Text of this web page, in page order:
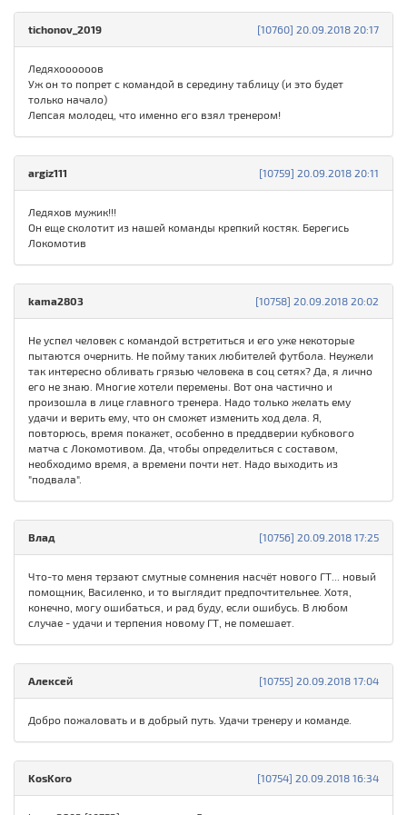
[10760] 20.09.2018 20:17
tichonov_2019
Ледяхоооооов
Уж он то попрет с командой в середину таблицу (и это будет
только начало)
Лепсая молодец, что именно его взял тренером!
[10759] 20.09.2018 20:11
argiz111
Ледяхов мужик!!!
Он еще сколотит из нашей команды крепкий костяк. Берегись
Локомотив
[10758] 20.09.2018 20:02
kama2803
Не успел человек с командой встретиться и его уже некоторые
пытаются очернить. Не пойму таких любителей футбола. Неужели
так интересно обливать грязью человека в соц сетях? Да, я лично
его не знаю. Многие хотели перемены. Вот она частично и
произошла в лице главного тренера. Надо только желать ему
удачи и верить ему, что он сможет изменить ход дела. Я,
повторюсь, время покажет, особенно в преддверии кубкового
матча с Локомотивом. Да, чтобы определиться с составом,
необходимо время, а времени почти нет. Надо выходить из
"подвала".
[10756] 20.09.2018 17:25
Влад
Что-то меня терзают смутные сомнения насчёт нового ГТ... новый
помощник, Василенко, и то выглядит предпочтительнее. Хотя,
конечно, могу ошибаться, и рад буду, если ошибусь. В любом
случае - удачи и терпения новому ГТ, не помешает.
[10755] 20.09.2018 17:04
Алексей
Добро пожаловать и в добрый путь. Удачи тренеру и команде.
[10754] 20.09.2018 16:34
KosKoro